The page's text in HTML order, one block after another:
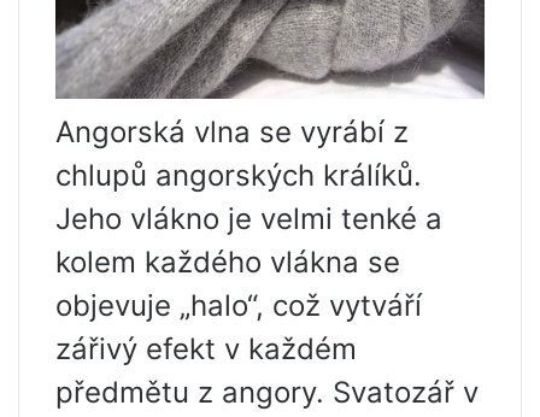
Angorská vlna se vyrábí z
chlupů angorských králíků.
Jeho vlákno je velmi tenké a
kolem každého vlákna se
objevuje „halo“, což vytváří
zářivý efekt v každém
předmětu z angory. Svatozář v